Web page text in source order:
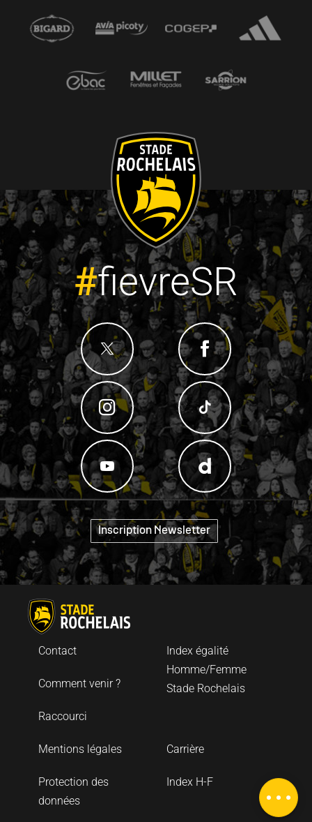
Carte
#fievreSR
Inscription Newsletter "
Index égalité
Homme/Femme
Stade Rochelais
Contact
Comment venir ?
Raccourci
Carrière
Mentions légales
Index H-F
Protection des
données